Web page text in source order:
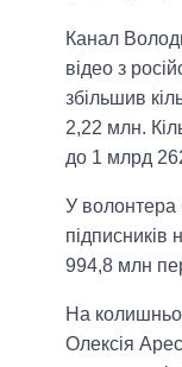
Канал
відео з
збільшив
2,22 млн.
до 1 млрд
У волонтера
підписників
994,8 млн
На
Олексія